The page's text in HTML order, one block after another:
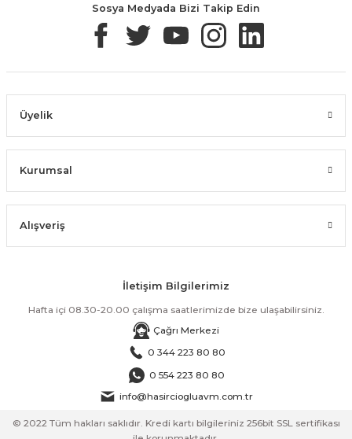
Sosya Medyada Bizi Takip Edin
Üyelik
Kurumsal
Alışveriş
İletişim Bilgilerimiz
Hafta içi 08.30-20.00 çalışma saatlerimizde bize ulaşabilirsiniz.
Çağrı Merkezi
0 344 223 80 80
0 554 223 80 80
info@hasirciogluavm.com.tr
© 2022 Tüm hakları saklıdır. Kredi kartı bilgileriniz 256bit SSL sertifikası